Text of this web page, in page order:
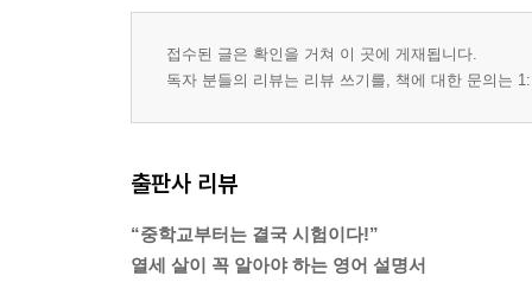
접수된 글은 확인을 거쳐 이 곳에 게재됩니다.
독자 분들의 리뷰는 리뷰 쓰기를, 책에 대한 문의는
출판사 리뷰
“중학교부터는 결국 시험이다!”
열세 살이 꼭 알아야 하는 영어 설명서